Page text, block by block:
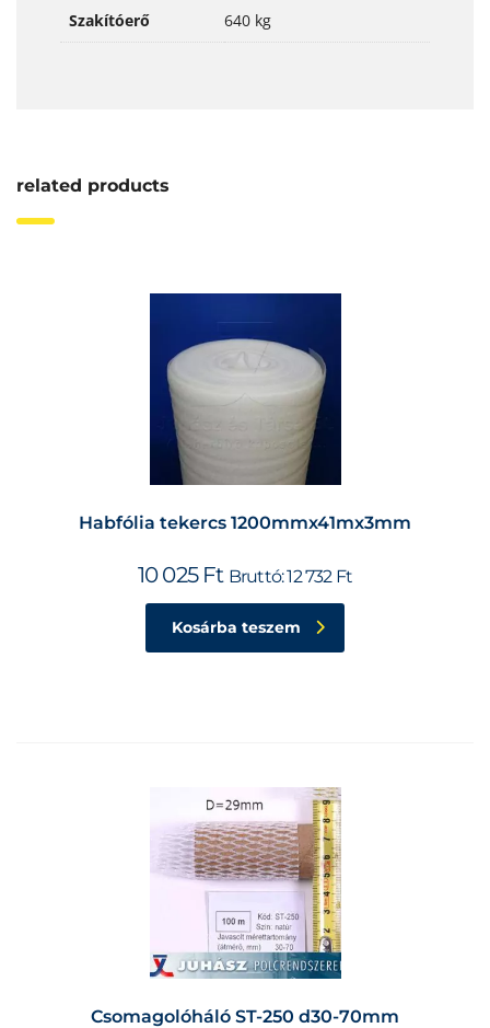
Szakítóerő 640 kg
related products
Habfólia tekercs 1200mmx41mx3mm
10 025 Ft Bruttó:12 732 Ft
Kosárba teszem
Csomagolóháló ST-250 d30-70mm